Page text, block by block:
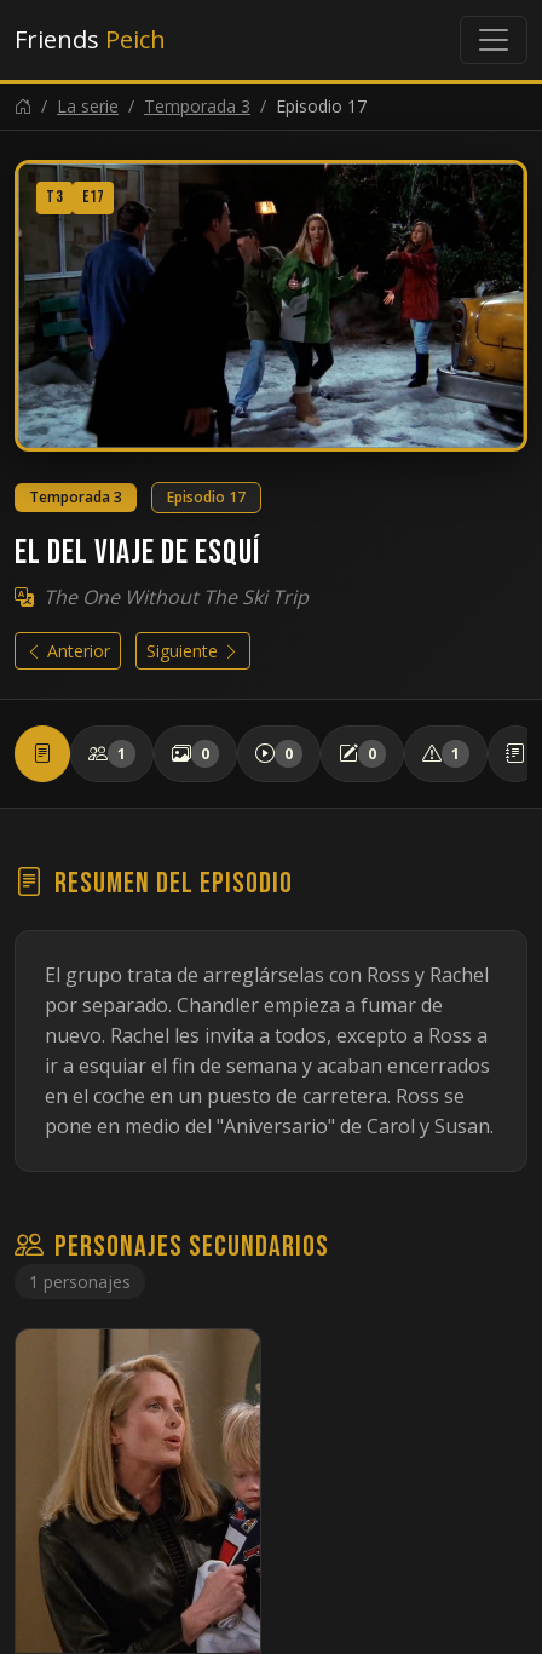
Friends Peich
La serie Temporada 3 Episodio 17
T3 E17
Temporada 3 Episodio 17
El del viaje de esquí
The One Without The Ski Trip
Anterior Siguiente
1 0 0 0 1
Resumen del episodio
El grupo trata de arreglárselas con Ross y Rachel
por separado. Chandler empieza a fumar de
nuevo. Rachel les invita a todos, excepto a Ross a
ir a esquiar el fin de semana y acaban encerrados
en el coche en un puesto de carretera. Ross se
pone en medio del "Aniversario" de Carol y Susan.
Personajes secundarios
1 personajes